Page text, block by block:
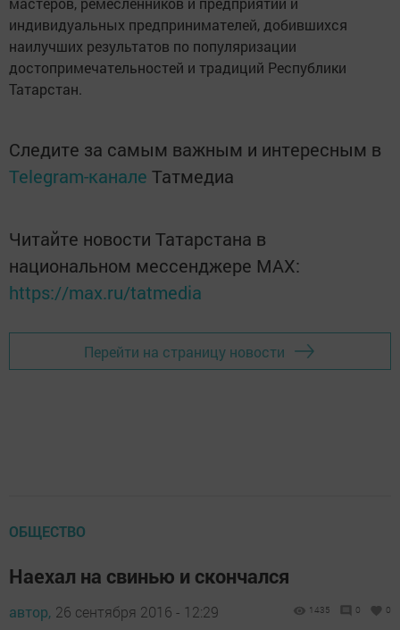
индивидуальных предпринимателей, добившихся
наилучших результатов по популяризации
достопримечательностей и традиций Республики
Татарстан.
Следите за самым важным и интересным в
Telegram-канале Татмедиа
Читайте новости Татарстана в
национальном мессенджере MАХ:
https://max.ru/tatmedia
Перейти на страницу новости
ОБЩЕСТВО
Наехал на свинью и скончался
автор, 26 сентября 2016 - 12:29 1435 0 0